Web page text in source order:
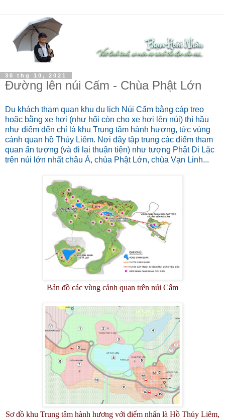
30 thg 10, 2021
Đường lên núi Cấm - Chùa Phật Lớn
Du khách tham quan khu du lịch Núi Cấm bằng cáp treo
hoặc bằng xe hơi (như hối còn cho xe hơi lên núi) thì hầu
như điểm đến chỉ là khu Trung tâm hành hương, tức vùng
cảnh quan hồ Thủy Liêm. Nơi đây tập trung các điểm tham
quan ấn tượng (và đi lại thuận tiện) như tượng Phật Di Lặc
trên núi lớn nhất châu Á, chùa Phật Lớn, chùa Vạn Linh...
Bản đồ các vùng cảnh quan trên núi Cấm
Sơ đồ khu Trung tâm hành hương với điểm nhấn là Hồ Thủy Liêm,